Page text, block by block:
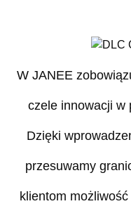
W JANEE
czele innowacji w
Dzięki
przesuwamy
klientom